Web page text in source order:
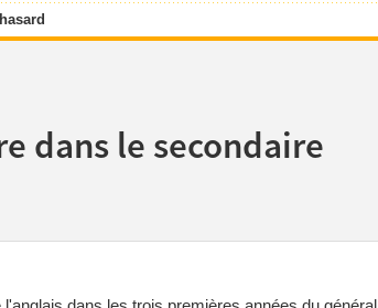
dans le secondaire